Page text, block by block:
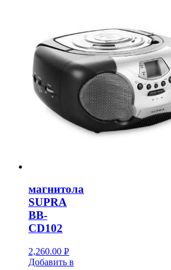
магнитола
SUPRA
BB-
CD102
2,260.00 Р
УБ.
Добавить в